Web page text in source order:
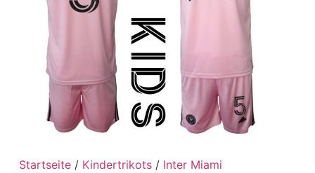
Startseite/ Kindertrikots/ Inter Miami